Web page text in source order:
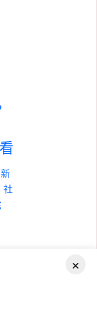
新
社
×